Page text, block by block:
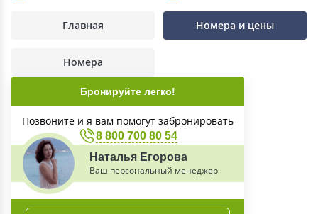
Главная Номера и цены
Номера
Бронируйте легко!
Позвоните и я вам помогут забронировать
8 800 700 80 54
Наталья Егорова
Ваш персональный менеджер